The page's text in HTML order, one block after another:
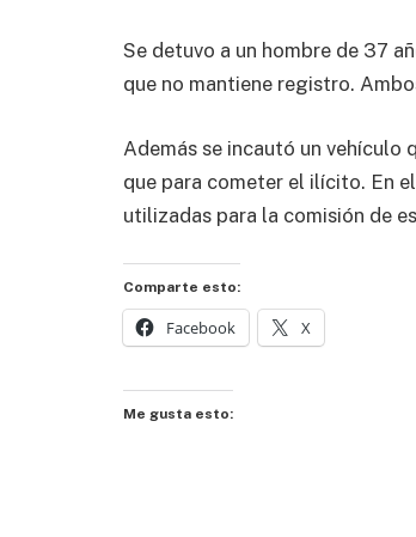
Se detuvo a un hombre de 37
que no mantiene registro.
Además se incautó un vehículo
que para cometer el ilícito. En
utilizadas para la comisión de
Comparte esto:
Facebook X
Me gusta esto: